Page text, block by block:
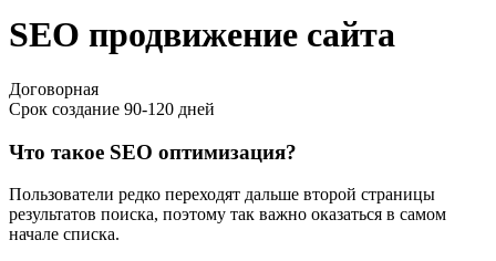
SEO продвижение сайта
Договорная
Срок создание 90-120 дней
Что такое SEO оптимизация?
Пользователи редко переходят дальше второй страницы
результатов поиска, поэтому так важно оказаться в самом
начале списка.